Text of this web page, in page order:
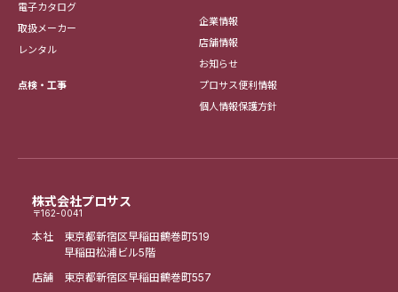
株式会社プロサス
〒162-0041
本社 東京都新宿区早稲田鶴巻町519
早稲田松浦ビル5階
店舗 東京都新宿区早稲田鶴巻町557
電子カタログ
取扱メーカー
レンタル
点検・工事
企業情報
店舗情報
お知らせ
プロサス便利情報
個人情報保護方針